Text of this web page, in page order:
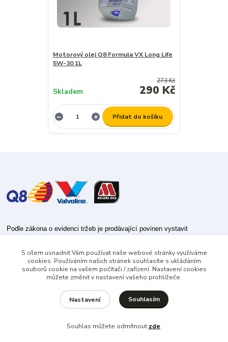
Motorový olej Q8 Formula VX Long Life
5W-30 1L
273 Kč
290 Kč
Skladem
Přidat do košíku
Podle zákona o evidenci tržeb je prodávající povinen vystavit
Zároveň je povinen zaevidovat přijatou tržbu u správce daně online; v
případě technického výpadku pak nejpozději do 48 hodin.
S cílem usnadnit Vám používat naše webové stránky využíváme
cookies. Používáním našich stránek souhlasíte s ukládáním
souborů cookie na vašem počítači / zařízení. Nastavení cookies
můžete změnit v nastavení vašeho prohlížeče.
Nastavení Souhlasím
Souhlas můžete odmítnout zde.